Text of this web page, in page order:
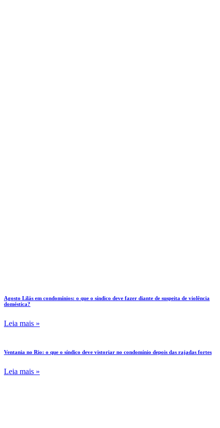
Agosto Lilás em condomínios: o que o síndico deve fazer diante de suspeita de violência
doméstica?
Leia mais »
Ventania no Rio: o que o síndico deve vistoriar no condomínio depois das rajadas fortes
Leia mais »